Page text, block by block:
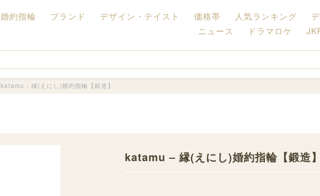
婚約指輪 ブランド デザイン・テイスト 価格帯 人気ランキング
ニュース
ドラマロケ
katamu - 縁(えにし)婚約指輪【鍛造】
katamu – 縁(えにし)婚約指輪【鍛造】